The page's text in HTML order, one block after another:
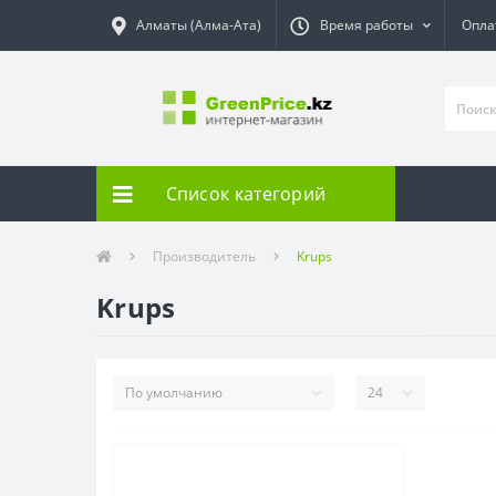
Алматы (Алма-Ата) Время работы
Список категорий
Производитель Krups
Krups